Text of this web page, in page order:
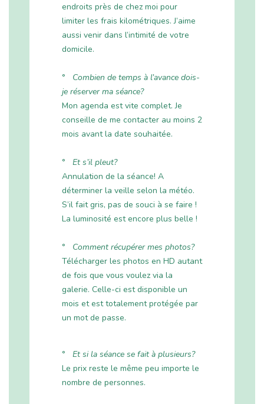
endroits près de chez moi pour
limiter les frais kilométriques. J’aime
aussi venir dans l’intimité de votre
domicile.
° Combien de temps à l’avance dois-
je réserver ma séance?
Mon agenda est vite complet. Je
conseille de me contacter au moins 2
mois avant la date souhaitée.
° Et s’il pleut?
Annulation de la séance! A
déterminer la veille selon la météo.
S’il fait gris, pas de souci à se faire !
La luminosité est encore plus belle !
°
Comment récupérer mes photos?
Télécharger les photos en HD autant
de fois que vous voulez via la
galerie. Celle-ci est disponible un
mois et est totalement protégée par
un mot de passe.
° Et si la séance se fait à plusieurs?
Le prix reste le même peu importe le
nombre de personnes.